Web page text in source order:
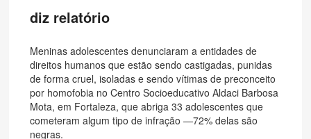
diz relatório
Meninas adolescentes denunciaram a entidades de
direitos humanos que estão sendo castigadas, punidas
de forma cruel, isoladas e sendo vítimas de preconceito
por homofobia no Centro Socioeducativo Aldaci Barbosa
Mota, em Fortaleza, que abriga 33 adolescentes que
cometeram algum tipo de infração —72% delas são
negras.